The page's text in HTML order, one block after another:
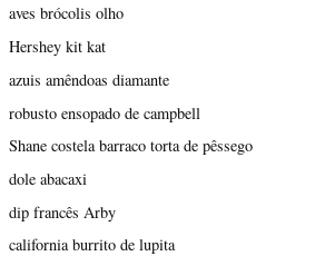
aves brócolis olho
Hershey kit kat
azuis amêndoas diamante
robusto ensopado de campbell
Shane costela barraco torta de pêssego
dole abacaxi
dip francês Arby
california burrito de lupita